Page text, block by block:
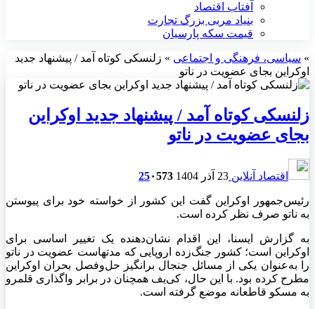
آفتاب اقتصاد
بنیاد مربی بزرگ تجارت
قیمت سکه پارسیان
» سیاسی، فرهنگی و اجتماعی » زلنسکی کوتاه آمد / پیشنهاد جدید
اوکراین بجای عضویت در ناتو
زلنسکی کوتاه آمد / پیشنهاد جدید اوکراین
بجای عضویت در ناتو
اقتصاد آنلاین 23 آذر 1404 25۰573
رئیس‌جمهور اوکراین گفت این کشور از خواسته خود برای پیوستن
به ناتو صرف نظر کرده است.
به گزارش ایسنا، این اقدام نشان‌دهنده یک تغییر اساسی برای
اوکراین است؛ کشور جنگ‌زده اروپایی که مدتهاست عضویت در ناتو
را به‌عنوان یکی از مسائل جنجال برانگیز حل‌وفصل بحران اوکراین
مطرح کرده بود. با این حال، کی‌یف همچنان در برابر واگذاری قلمرو
به مسکو قاطعانه موضع گرفته است.